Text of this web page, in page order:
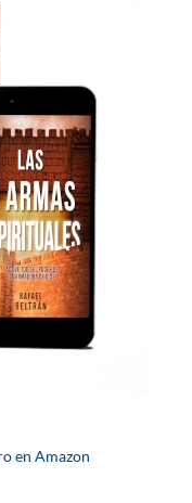
en Amazon